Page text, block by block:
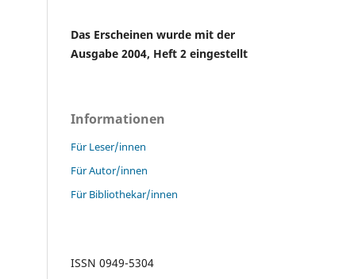
Das Erscheinen wurde mit der
Ausgabe 2004, Heft 2 eingestellt
Informationen
Für Leser/innen
Für Autor/innen
Für Bibliothekar/innen
ISSN 0949-5304